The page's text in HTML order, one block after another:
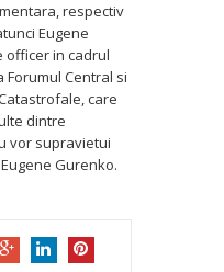
respectiv
Eugene
officer in cadrul
Central si
care
dintre
vor supravietui
Gurenko.